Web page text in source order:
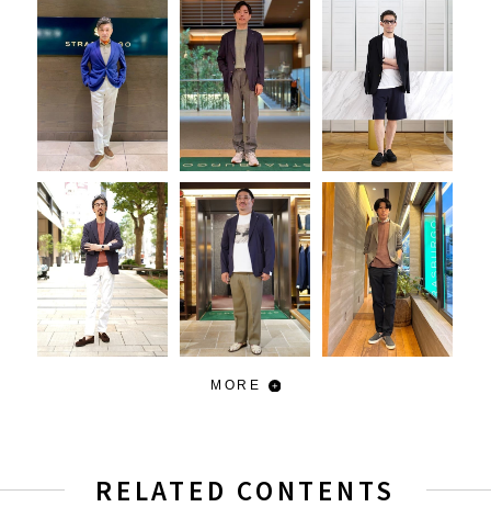
MORE
RELATED CONTENTS